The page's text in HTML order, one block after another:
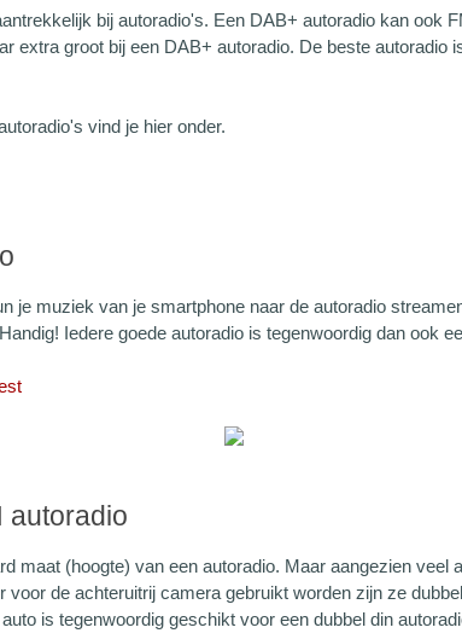
bij autoradio's. Een DAB+ autoradio kan ook
extra groot bij een DAB+ autoradio. De beste autoradio
vind je hier onder.
je muziek van je smartphone naar de autoradio
Iedere goede autoradio is tegenwoordig dan ook
autoradio
maat (hoogte) van een autoradio. Maar aangezien veel
voor de achteruitrij camera gebruikt worden zijn ze
is tegenwoordig geschikt voor een dubbel din